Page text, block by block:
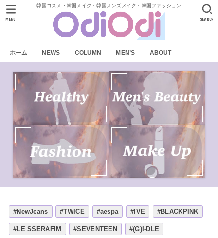
韓国コスメ・韓国メイク・韓国メンズメイク・韓国ファッション
ホーム NEWS COLUMN MEN’S ABOUT
SEARCH
MENU
#NewJeans #TWICE #aespa #IVE #BLACKPINK
#LE SSERAFIM #SEVENTEEN #(G)I-DLE